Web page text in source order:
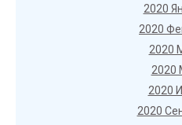
2020
2020
2020
2020
2020
2020